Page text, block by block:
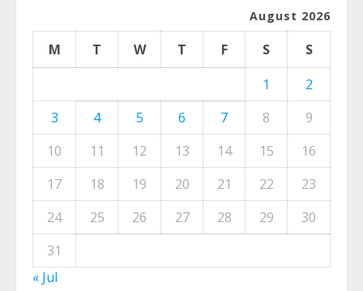
August 2026
M T W T F S
S
1
2
3
4 5 6 7 8
9
10
11 12 13 14 15
16
17
18 19 20 21 22
23
24
25 26 27 28 29
30
31
« Jul